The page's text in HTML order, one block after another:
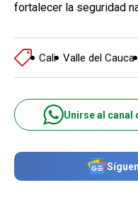
fortalecer la seguridad
Cali Valle del Cauca
Unirse al canal